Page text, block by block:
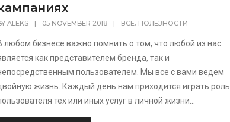
ALEKS | 05 NOVEMBER 2018 | ВСЕ, ПОЛЕЗНОСТИ
любом бизнесе важно помнить о том, что любой из нас
как представителем бренда, так и
пользователем. Мы все с вами ведем
жизнь. Каждый день нам приходится играть роль
тех или иных услуг в личной жизни...